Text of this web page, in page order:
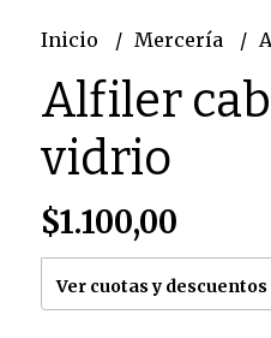
Inicio Mercería
Alfiler
vidrio
$1.100,00
Ver cuotas y descuentos